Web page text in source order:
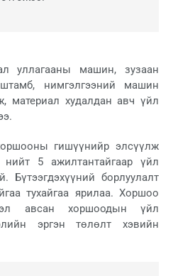
уллагааны машин, зузаан
нимгэлгээний машин
материал худалдан авч үйл
гишүүнийр элсүүлж
5 ажилтантайгаар үйл
Бүтээгдэхүүний борлуулалт
тухайгаа ярилаа. Хоршоо
авсан хоршоодын үйл
эргэн төлөлт хэвийн